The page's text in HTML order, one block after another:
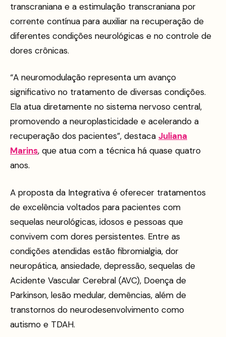
transcraniana e a estimulação transcraniana por
corrente contínua para auxiliar na recuperação de
diferentes condições neurológicas e no controle de
dores crônicas.
“A neuromodulação representa um avanço
significativo no tratamento de diversas condições.
Ela atua diretamente no sistema nervoso central,
promovendo a neuroplasticidade e acelerando a
recuperação dos pacientes”, destaca Juliana
Marins, que atua com a técnica há quase quatro
anos.
A proposta da Integrativa é oferecer tratamentos
de excelência voltados para pacientes com
sequelas neurológicas, idosos e pessoas que
convivem com dores persistentes. Entre as
condições atendidas estão fibromialgia, dor
neuropática, ansiedade, depressão, sequelas de
Acidente Vascular Cerebral (AVC), Doença de
Parkinson, lesão medular, demências, além de
transtornos do neurodesenvolvimento como
autismo e TDAH.